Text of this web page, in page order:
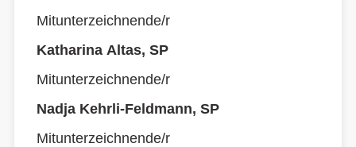
Mitunterzeichnende/r
Katharina Altas, SP
Mitunterzeichnende/r
Nadja Kehrli-Feldmann, SP
Mitunterzeichnende/r